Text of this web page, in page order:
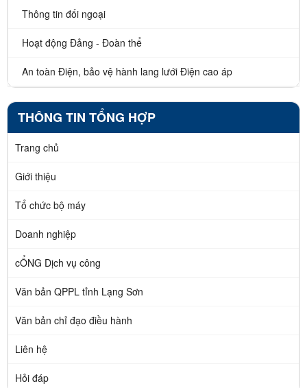
Thông tin đối ngoại
Hoạt động Đảng - Đoàn thể
An toàn Điện, bảo vệ hành lang lưới Điện cao áp
THÔNG TIN TỔNG HỢP
Trang chủ
Giới thiệu
Tổ chức bộ máy
Doanh nghiệp
cỔNG Dịch vụ công
Văn bản QPPL tỉnh Lạng Sơn
Văn bản chỉ đạo điều hành
Liên hệ
Hỏi đáp